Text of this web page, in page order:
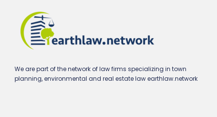
We are part of the network of law firms specializing in town
planning, environmental and real estate law earthlaw.network